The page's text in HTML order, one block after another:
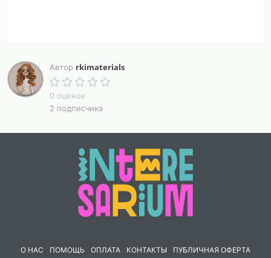
Автор rkimaterials
0 оценок
2 подписчика
О НАС ПОМОЩЬ ОПЛАТА КОНТАКТЫ
ПУБЛИЧНАЯ ОФЕРТА